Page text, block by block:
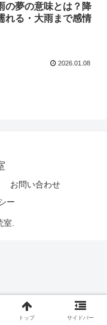
の夢の意味とは？降
れる・大雨まで感情
2026.01.08
お問い合わせ
ー
.
トップ サイドバー